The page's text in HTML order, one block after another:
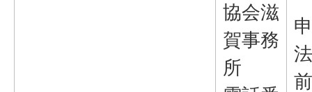
協会滋
賀事務
所